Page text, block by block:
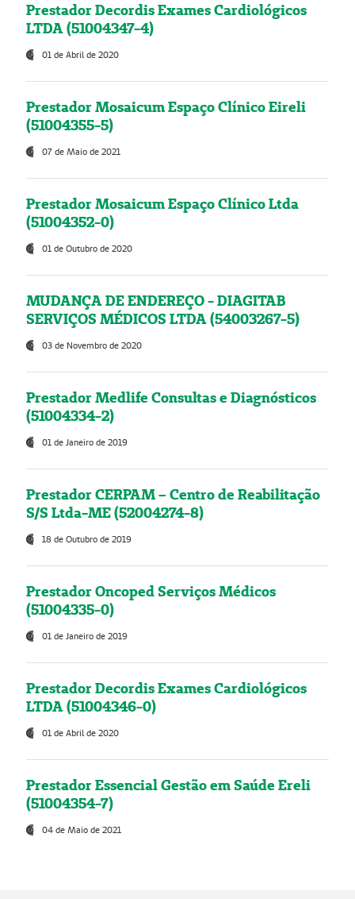
Prestador Decordis Exames Cardiológicos
LTDA (51004347-4)
01 de Abril de 2020
Prestador Mosaicum Espaço Clínico Eireli
(51004355-5)
07 de Maio de 2021
Prestador Mosaicum Espaço Clínico Ltda
(51004352-0)
01 de Outubro de 2020
MUDANÇA DE ENDEREÇO - DIAGITAB
SERVIÇOS MÉDICOS LTDA (54003267-5)
03 de Novembro de 2020
Prestador Medlife Consultas e Diagnósticos
(51004334-2)
01 de Janeiro de 2019
Prestador CERPAM – Centro de Reabilitação
S/S Ltda-ME (52004274-8)
18 de Outubro de 2019
Prestador Oncoped Serviços Médicos
(51004335-0)
01 de Janeiro de 2019
Prestador Decordis Exames Cardiológicos
LTDA (51004346-0)
01 de Abril de 2020
Prestador Essencial Gestão em Saúde Ereli
(51004354-7)
04 de Maio de 2021